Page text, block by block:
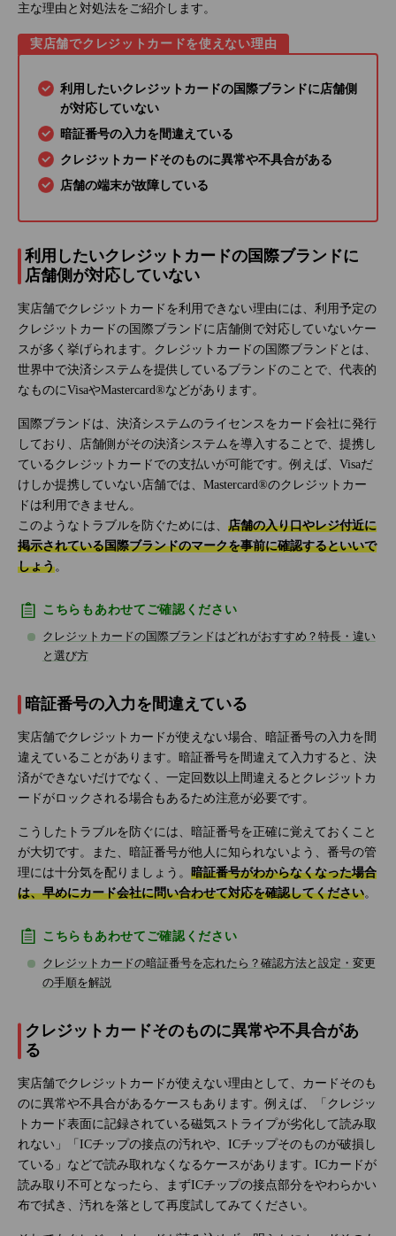
主な理由と対処法をご紹介します。
実店舗でクレジットカードを使えない理由
利用したいクレジットカードの国際ブランドに店舗側
が対応していない
暗証番号の入力を間違えている
クレジットカードそのものに異常や不具合がある
店舗の端末が故障している
利用したいクレジットカードの国際ブランドに
店舗側が対応していない
実店舗でクレジットカードを利用できない理由には、利用予定の
クレジットカードの国際ブランドに店舗側で対応していないケー
スが多く挙げられます。クレジットカードの国際ブランドとは、
世界中で決済システムを提供しているブランドのことで、代表的
なものにVisaやMastercard®などがあります。
国際ブランドは、決済システムのライセンスをカード会社に発行
しており、店舗側がその決済システムを導入することで、提携し
ているクレジットカードでの支払いが可能です。例えば、Visaだ
けしか提携していない店舗では、Mastercard®のクレジットカー
ドは利用できません。
このようなトラブルを防ぐためには、 店舗の入り口やレジ付近に
掲示されている国際ブランドのマークを事前に確認するといいで
しょう。
こちらもあわせてご確認ください
クレジットカードの国際ブランドはどれがおすすめ？特長・違い
と選び方
暗証番号の入力を間違えている
実店舗でクレジットカードが使えない場合、暗証番号の入力を間
違えていることがあります。暗証番号を間違えて入力すると、決
済ができないだけでなく、一定回数以上間違えるとクレジットカ
ードがロックされる場合もあるため注意が必要です。
こうしたトラブルを防ぐには、暗証番号を正確に覚えておくこと
が大切です。また、暗証番号が他人に知られないよう、番号の管
理には十分気を配りましょう。 暗証番号がわからなくなった場合
は、早めにカード会社に問い合わせて対応を確認してください。
こちらもあわせてご確認ください
クレジットカードの暗証番号を忘れたら？確認方法と設定・変更
の手順を解説
クレジットカードそのものに異常や不具合があ
る
実店舗でクレジットカードが使えない理由として、カードそのも
のに異常や不具合があるケースもあります。例えば、「クレジッ
トカード表面に記録されている磁気ストライプが劣化して読み取
れない」「ICチップの接点の汚れや、ICチップそのものが破損し
ている」などで読み取れなくなるケースがあります。ICカードが
読み取り不可となったら、まずICチップの接点部分をやわらかい
布で拭き、汚れを落として再度試してみてください。